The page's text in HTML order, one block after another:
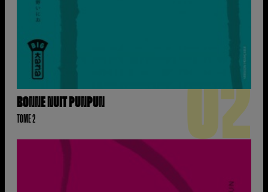
BONNE NUIT PUNPUN
TOME 2 02